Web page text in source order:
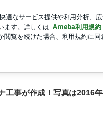
2016年の新湯カメラマン
中国のお菓子
事が作成！写真は2016